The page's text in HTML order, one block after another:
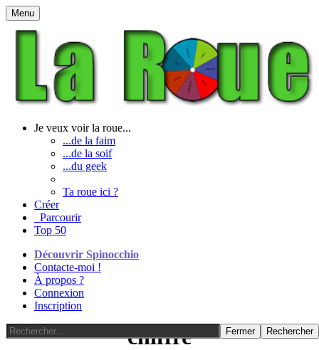
Menu
Je veux voir la roue...
...de la faim
...de la soif
...du geek
Ta roue ici ?
Créer
Parcourir
Top 50
Découvrir Spinocchio
Contacte-moi !
À propos ?
Connexion
Inscription
Fermer Rechercher
chiffre